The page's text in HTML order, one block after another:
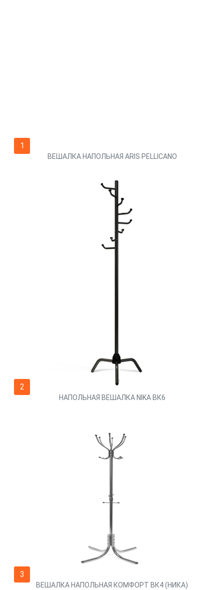
1
ВЕШАЛКА НАПОЛЬНАЯ ARIS PELLICANO
2
НАПОЛЬНАЯ ВЕШАЛКА NIKA ВК6
3
ВЕШАЛКА НАПОЛЬНАЯ КОМФОРТ ВК4 (НИКА)